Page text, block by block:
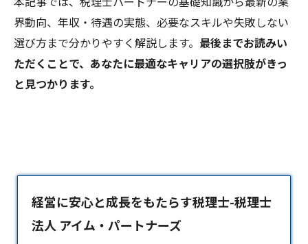
界動向、年収・待遇の実態、必要なスキルや失敗しない
選び方まで分かりやすく解説します。 最後までお読みい
ただくことで、あなたに最適なキャリアの選択肢がきっ
と見つかります。
経営に安心と成長をもたらす税理士-税理士
法人 アイム・パートナーズ